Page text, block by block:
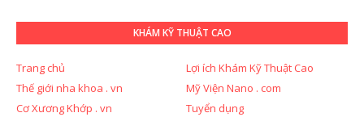
KHÁM KỸ THUẬT CAO
Trang chủ
Lợi ích Khám Kỹ Thuật Cao
Thế giới nha khoa . vn
Mỹ Viện Nano . com
Cơ Xương Khớp . vn
Tuyển dụng